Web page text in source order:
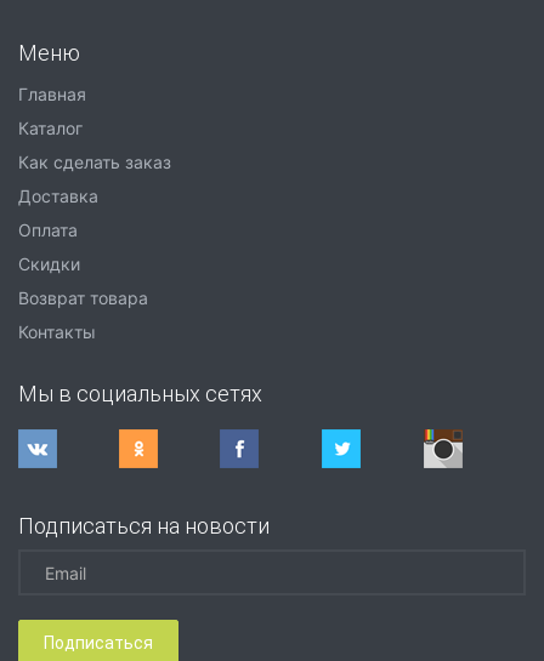
Меню
Главная
Каталог
Как сделать заказ
Доставка
Оплата
Скидки
Возврат товара
Контакты
Мы в социальных сетях
Подписаться на новости
Подписаться